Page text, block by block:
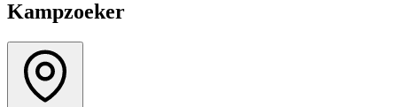
Kampzoeker